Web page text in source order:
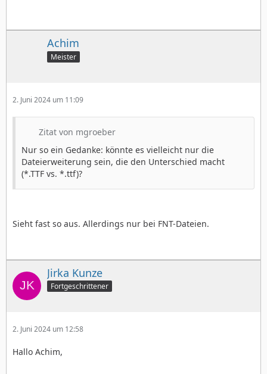
Achim
Meister
2. Juni 2024 um 11:09
Zitat von mgroeber
Nur so ein Gedanke: könnte es vielleicht nur die
Dateierweiterung sein, die den Unterschied macht
(*.TTF vs. *.ttf)?
Sieht fast so aus. Allerdings nur bei FNT-Dateien.
Jirka Kunze
Fortgeschrittener
2. Juni 2024 um 12:58
Hallo Achim,